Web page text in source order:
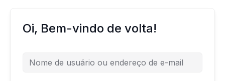
Oi, Bem-vindo de volta!